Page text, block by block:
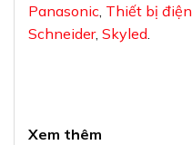
Panasonic Thiết bị điện
Schneider, Skyled
Xem thêm